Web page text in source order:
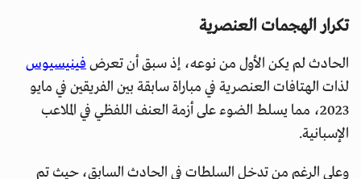
تكرار الهجمات العنصرية
الحادث لم يكن الأول من نوعه، إذ سبق أن تعرضفينيسيوس
لذات الهتافات العنصرية في مباراة سابقة بين الفريقين في مايو
2023، مما يسلط الضوء على أزمة العنف اللفظي في الملاعب
الإسبانية.
وعلى الرغم من تدخل السلطات في الحادث السابق، حيث تم